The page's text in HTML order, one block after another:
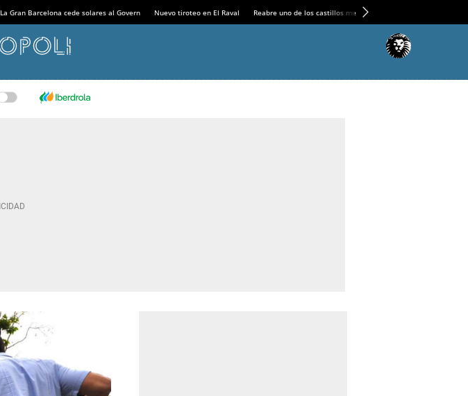
La Gran Barcelona cede solares al Govern Nuevo tiroteo en El Raval Reabre uno de los castillos medievales más espectaculares